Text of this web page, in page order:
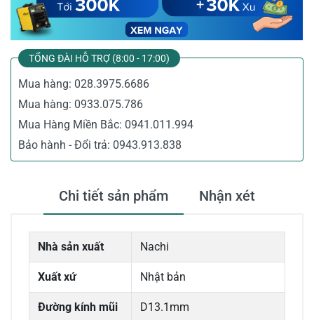
TỔNG ĐÀI HỖ TRỢ (8:00 - 17:00)
Mua hàng: 028.3975.6686
Mua hàng: 0933.075.786
Mua Hàng Miền Bắc: 0941.011.994
Bảo hành - Đổi trả: 0943.913.838
Chi tiết sản phẩm Nhận xét
Nhà sản xuất Nachi
Xuất xứ Nhật bản
Đường kính mũi D13.1mm